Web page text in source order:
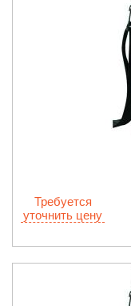
Требуется
уточнить цену